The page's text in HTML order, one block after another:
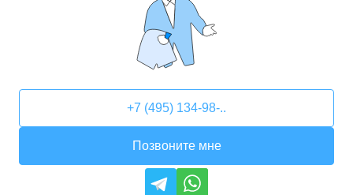
+7 (495) 134-98-..
Позвоните мне